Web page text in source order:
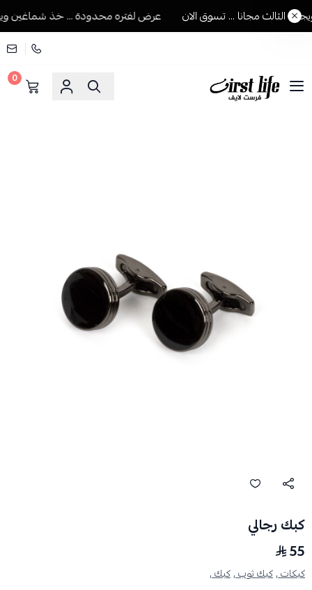
مجانا ... تسوق الان عرض لفتره محدودة ... خذ شماغين
فرست لايف للمستلزمات الرجالية
0
كبك رجالي
55
كبكات ,كبك ثوب ,كبك ,